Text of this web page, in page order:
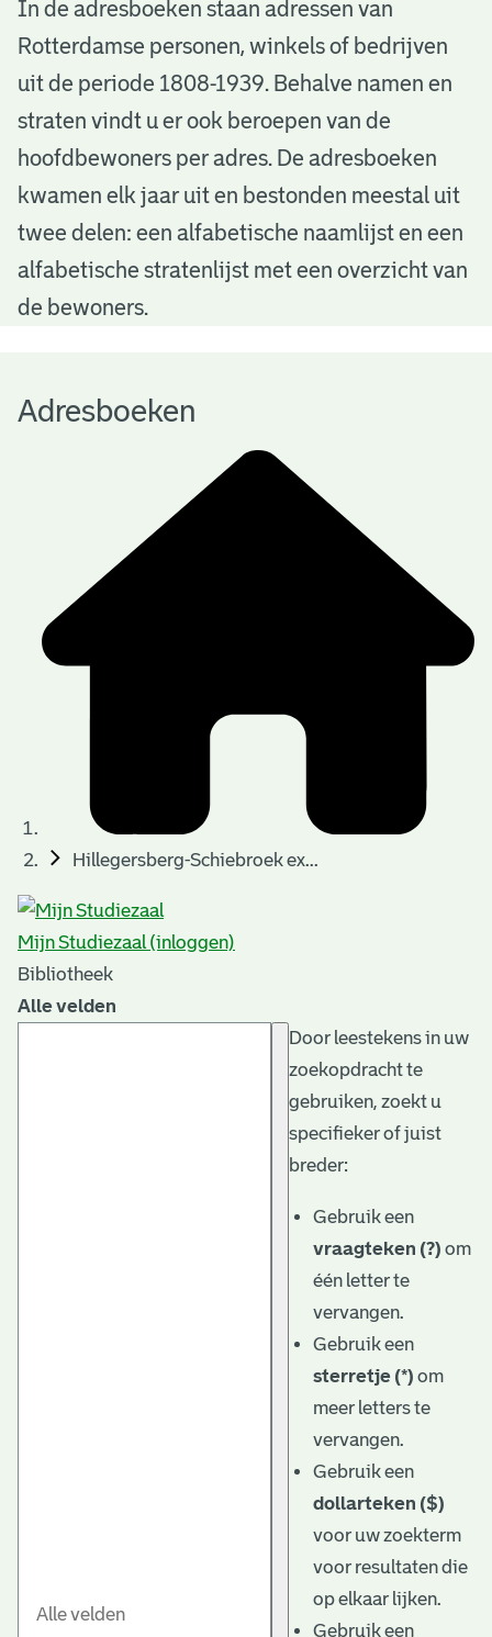
A
d
e
b
o
e
e
In de adresboeken staan adressen van
Rotterdamse personen, winkels of bedrijven
uit de periode 1808-1939. Behalve namen en
straten vindt u er ook beroepen van de
hoofdbewoners per adres. De adresboeken
kwamen elk jaar uit en bestonden meestal uit
twee delen: een alfabetische naamlijst en een
alfabetische stratenlijst met een overzicht van
de bewoners.
Adresboeken
Hillegersberg-Schiebroek ex...
Mijn Studiezaal (inloggen)
Bibliotheek
Alle velden
Door leestekens in uw
zoekopdracht te
gebruiken, zoekt u
specifieker of juist
breder:
Gebruik een
vraagteken (?) om
één letter te
vervangen.
Gebruik een
sterretje (*) om
meer letters te
vervangen.
Gebruik een
dollarteken ($)
voor uw zoekterm
voor resultaten die
op elkaar lijken.
Gebruik een